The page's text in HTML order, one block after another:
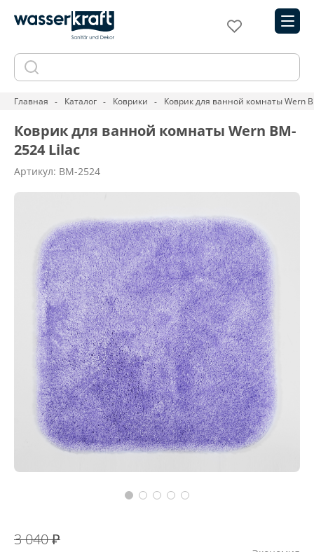
Главная Каталог Коврики Коврик для ванной комнаты Wern
Коврик для ванной комнаты Wern BM-
2524 Lilac
Артикул: BM-2524
3 040 ₽